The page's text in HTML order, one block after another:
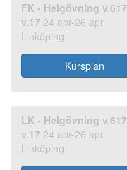
FK - Helgövning v.617
v.17 24 apr-26 apr
Linköping
Kursplan
LK - Helgövning v.617
v.17 24 apr-26 apr
Linköping